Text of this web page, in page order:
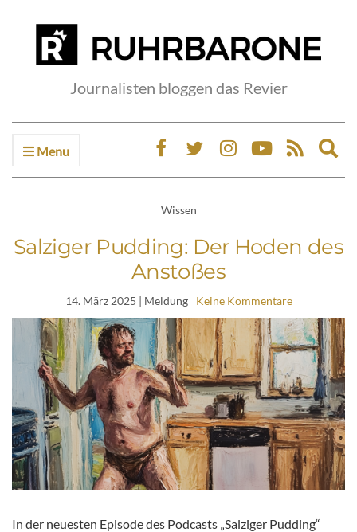
Journalisten bloggen das Revier
Menu
Wissen
Salziger Pudding: Der Hoden des
Anstoßes
14. März 2025 | Meldung Keine Kommentare
In der neuesten Episode des Podcasts „Salziger Pudding“